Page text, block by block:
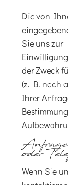
Die von
Sie uns
der Zweck
(z. B. nach
Ihrer
oder
Wenn Sie